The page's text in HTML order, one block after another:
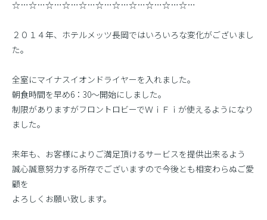
☆…☆…☆…☆…☆…☆…☆…☆…☆…☆…☆…
２０１４年、ホテルメッツ長岡ではいろいろな変化がございまし
た。
全室にマイナスイオンドライヤーを入れました。
朝食時間を早め6：30〜開始にしました。
制限がありますがフロントロビーでＷｉＦｉが使えるようになり
ました。
来年も、お客様によりご満足頂けるサービスを提供出来るよう
誠心誠意努力する所存でございますので今後とも相変わらぬご愛
顧を
よろしくお願い致します。